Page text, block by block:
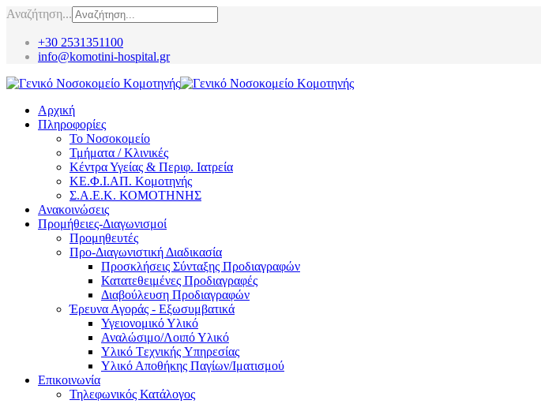
Αναζήτηση...
+30 2531351100
info@komotini-hospital.gr
Αρχική
Πληροφορίες
Το Νοσοκομείο
Τμήματα / Κλινικές
Κέντρα Υγείας & Περιφ. Ιατρεία
ΚΕ.Φ.Ι.ΑΠ. Κομοτηνής
Σ.Α.Ε.Κ. ΚΟΜΟΤΗΝΗΣ
Ανακοινώσεις
Προμήθειες-Διαγωνισμοί
Προμηθευτές
Προ-Διαγωνιστική Διαδικασία
Προσκλήσεις Σύνταξης Προδιαγραφών
Κατατεθειμένες Προδιαγραφές
Διαβούλευση Προδιαγραφών
Έρευνα Αγοράς - Εξωσυμβατικά
Υγειονομικό Υλικό
Αναλώσιμο/Λοιπό Υλικό
Υλικό Tεχνικής Yπηρεσίας
Υλικό Αποθήκης Παγίων/Ιματισμού
Επικοινωνία
Τηλεφωνικός Κατάλογος